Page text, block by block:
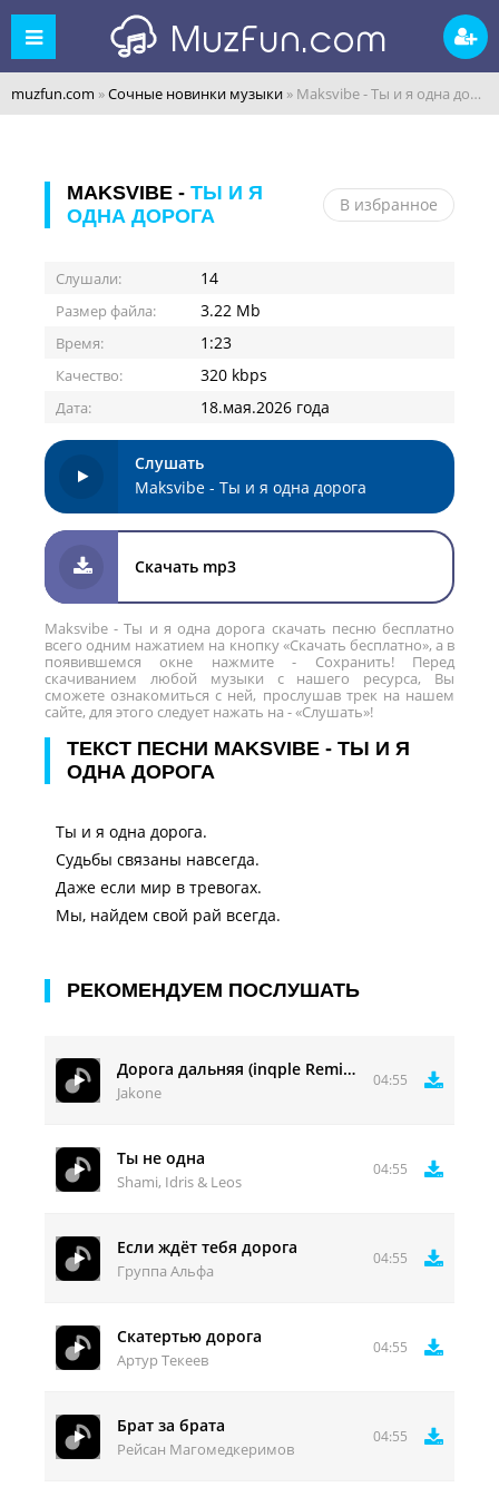
muzfun.com »Сочные новинки музыки » Maksvibe - Ты и я одна дорога
MAKSVIBE - ТЫ И Я
ОДНА ДОРОГА
В избранное
Слушали: 14
Размер файла: 3.22 Mb
Время: 1:23
Качество: 320 kbps
Дата: 18.мая.2026 года
Слушать
Maksvibe - Ты и я одна дорога
Скачать mp3
Maksvibe - Ты и я одна дорога скачать песню бесплатно
всего одним нажатием на кнопку «Скачать бесплатно», а в
появившемся окне нажмите - Сохранить! Перед
скачиванием любой музыки с нашего ресурса, Вы
сможете ознакомиться с ней, прослушав трек на нашем
сайте, для этого следует нажать на - «Слушать»!
ТЕКСТ ПЕСНИ MAKSVIBE - ТЫ И Я
ОДНА ДОРОГА
Ты и я одна дорога.
Судьбы связаны навсегда.
Даже если мир в тревогах.
Мы, найдем свой рай всегда.
РЕКОМЕНДУЕМ ПОСЛУШАТЬ
Дорога дальняя (inqple Remix) (Slowed)
Jakone
04:55
Ты не одна
Shami, Idris & Leos
04:55
Если ждёт тебя дорога
Группа Альфа
04:55
Скатертью дорога
Артур Текеев
04:55
Брат за брата
Рейсан Магомедкеримов
04:55